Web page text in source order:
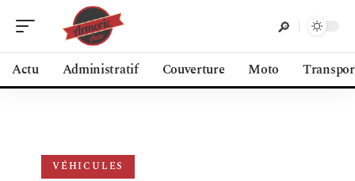
Actu Administratif Couverture Moto
VÉHICULES